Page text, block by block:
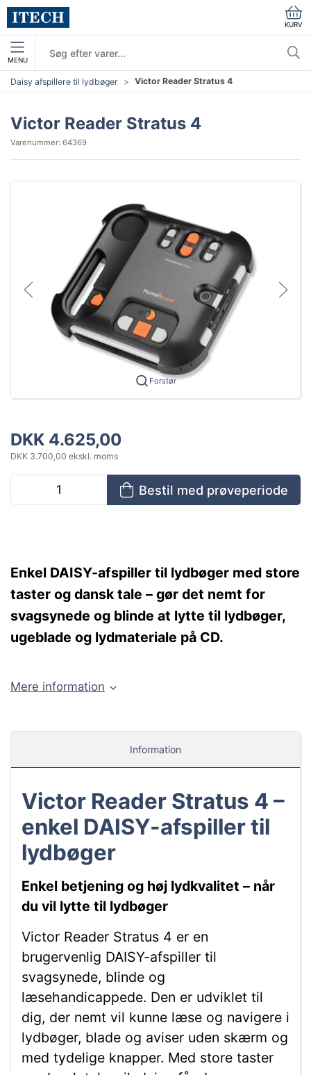
KURV
MENU
Daisy afspillere til lydbøger Victor Reader Stratus 4
Victor Reader Stratus 4
Varenummer: 64369
Forstør
DKK 4.625,00
DKK 3.700,00 ekskl. moms
Bestil med prøveperiode
Enkel DAISY-afspiller til lydbøger med store
taster og dansk tale – gør det nemt for
svagsynede og blinde at lytte til lydbøger,
ugeblade og lydmateriale på CD.
Mere information
Information
Victor Reader Stratus 4 –
enkel DAISY-afspiller til
lydbøger
Enkel betjening og høj lydkvalitet – når
du vil lytte til lydbøger
Victor Reader Stratus 4 er en
brugervenlig DAISY-afspiller til
svagsynede, blinde og
læsehandicappede. Den er udviklet til
dig, der nemt vil kunne læse og navigere i
lydbøger, blade og aviser uden skærm og
med tydelige knapper. Med store taster